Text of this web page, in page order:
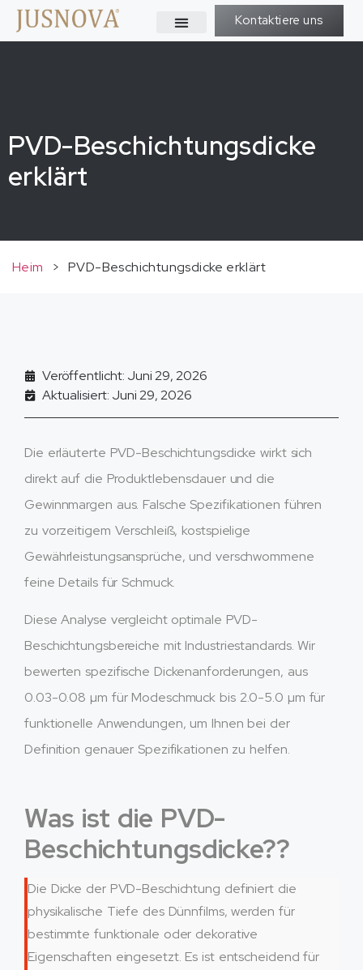
Kontaktiere uns
PVD-Beschichtungsdicke
erklärt
Heim > PVD-Beschichtungsdicke erklärt
Veröffentlicht: Juni 29, 2026
Aktualisiert: Juni 29, 2026
Die erläuterte PVD-Beschichtungsdicke wirkt sich
direkt auf die Produktlebensdauer und die
Gewinnmargen aus. Falsche Spezifikationen führen
zu vorzeitigem Verschleiß, kostspielige
Gewährleistungsansprüche, und verschwommene
feine Details für Schmuck.
Diese Analyse vergleicht optimale PVD-
Beschichtungsbereiche mit Industriestandards. Wir
bewerten spezifische Dickenanforderungen, aus
0.03-0.08 µm für Modeschmuck bis 2.0-5.0 µm für
funktionelle Anwendungen, um Ihnen bei der
Definition genauer Spezifikationen zu helfen.
Was ist die PVD-
Beschichtungsdicke??
Die Dicke der PVD-Beschichtung definiert die
physikalische Tiefe des Dünnfilms, werden für
bestimmte funktionale oder dekorative
Eigenschaften eingesetzt. Es ist entscheidend für